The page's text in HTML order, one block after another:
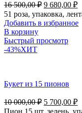
16 500,00₽ 9 680,00 ₽
51 роза, упаковка,
Добавить в избранное
В корзину
Быстрый просмотр
-43%ХИТ
Букет из 15 пионов
10 000,00₽ 5 700,00 ₽